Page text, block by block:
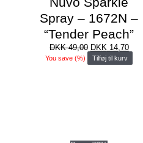
Spray – 1672N –
“Tender Peach”
DKK49,00 Den
oprindelige
pris
DKK14,70Den
pris
You save(%) Tilføj til kurv